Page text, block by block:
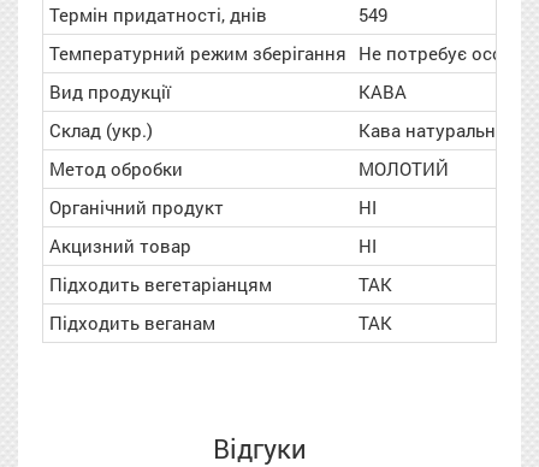
Термін придатності, днів
549
Температурний режим зберігання Не потребує
Вид продукції
КАВА
Склад (укр.)
Кава натуральна
Метод обробки
МОЛОТИЙ
Органічний продукт
НІ
Акцизний товар
НІ
Підходить вегетаріанцям
ТАК
Підходить веганам
ТАК
Відгуки